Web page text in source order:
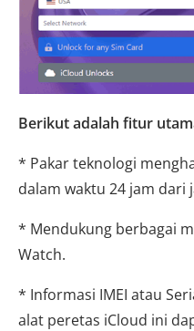
Berikut adalah fitur
* Pakar teknologi
dalam waktu 24 jam dari
* Mendukung berbagai
Watch.
* Informasi IMEI atau
alat peretas iCloud ini